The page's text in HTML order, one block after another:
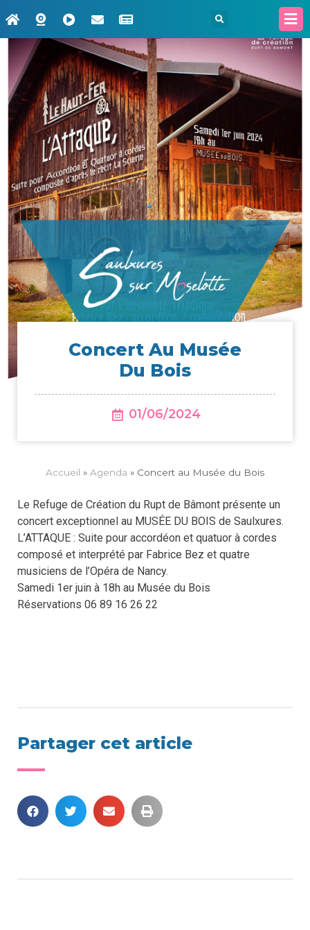
Concert Au Musée
Du Bois
01/06/2024
Accueil » Agenda » Concert au Musée du Bois
Le Refuge de Création du Rupt de Bâmont présente un
concert exceptionnel au MUSÉE DU BOIS de Saulxures.
L’ATTAQUE : Suite pour accordéon et quatuor à cordes
composé et interprété par Fabrice Bez et quatre
musiciens de l’Opéra de Nancy.
Samedi 1er juin à 18h au Musée du Bois
Réservations 06 89 16 26 22
Partager cet article